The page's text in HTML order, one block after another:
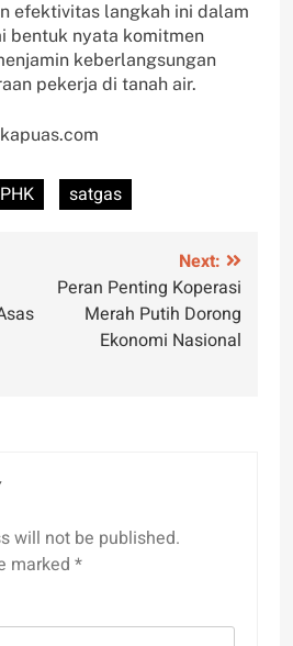
efektivitas langkah ini dalam
bentuk nyata komitmen
keberlangsungan
pekerja di tanah air.
PHK satgas
Next:
Peran Penting Koperasi
Merah Putih Dorong
Ekonomi Nasional
will not be published.
marked *